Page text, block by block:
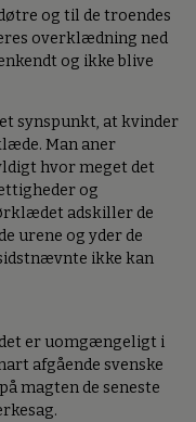
og til de troendes
overklædning ned
og ikke blive
synspunkt, at kvinder
Man aner
hvor meget det
og
adskiller de
urene og yder de
ikke kan
er uomgængeligt i
afgående svenske
magten de seneste